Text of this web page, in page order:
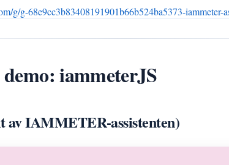
g/g-68e9cc3b83408191901b66b524ba5373-iammeter-
iammeterJS
av IAMMETER-assistenten)